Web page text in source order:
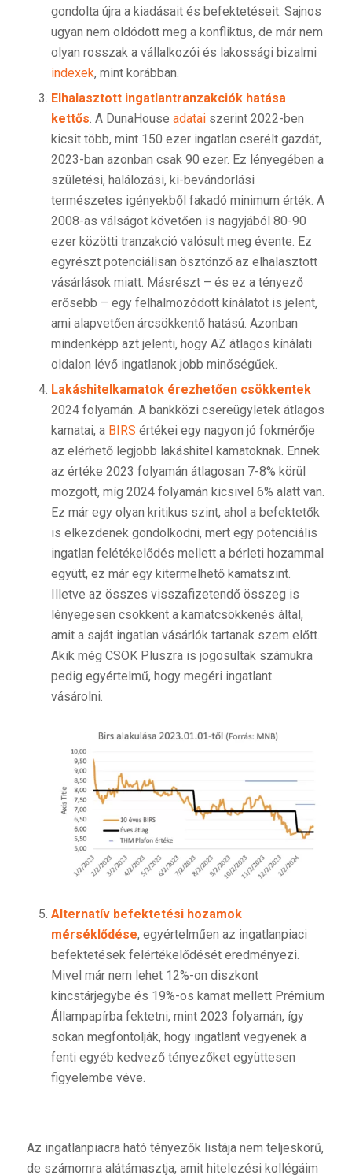
gondolta újra a kiadásait és befektetéseit. Sajnos
ugyan nem oldódott meg a konfliktus, de már nem
olyan rosszak a vállalkozói és lakossági bizalmi
indexek, mint korábban.
Elhalasztott ingatlantranzakciók hatása
kettős. A DunaHouse adataiszerint 2022-ben
kicsit több, mint 150 ezer ingatlan cserélt gazdát,
2023-ban azonban csak 90 ezer. Ez lényegében a
születési, halálozási, ki-bevándorlási
természetes igényekből fakadó minimum érték. A
2008-as válságot követően is nagyjából 80-90
ezer közötti tranzakció valósult meg évente. Ez
egyrészt potenciálisan ösztönző az elhalasztott
vásárlások miatt. Másrészt – és ez a tényező
erősebb – egy felhalmozódott kínálatot is jelent,
ami alapvetően árcsökkentő hatású. Azonban
mindenképp azt jelenti, hogy AZ átlagos kínálati
oldalon lévő ingatlanok jobb minőségűek.
Lakáshitelkamatok érezhetően csökkentek
2024 folyamán. A bankközi csereügyletek átlagos
kamatai, a BIRS értékei egy nagyon jó fokmérője
az elérhető legjobb lakáshitel kamatoknak. Ennek
az értéke 2023 folyamán átlagosan 7-8% körül
mozgott, míg 2024 folyamán kicsivel 6% alatt van.
Ez már egy olyan kritikus szint, ahol a befektetők
is elkezdenek gondolkodni, mert egy potenciális
ingatlan felétékelődés mellett a bérleti hozammal
együtt, ez már egy kitermelhető kamatszint.
Illetve az összes visszafizetendő összeg is
lényegesen csökkent a kamatcsökkenés által,
amit a saját ingatlan vásárlók tartanak szem előtt.
Akik még CSOK Pluszra is jogosultak számukra
pedig egyértelmű, hogy megéri ingatlant
vásárolni.
Alternatív befektetési hozamok
mérséklődése, egyértelműen az ingatlanpiaci
befektetések felértékelődését eredményezi.
Mivel már nem lehet 12%-on diszkont
kincstárjegybe és 19%-os kamat mellett Prémium
Állampapírba fektetni, mint 2023 folyamán, így
sokan megfontolják, hogy ingatlant vegyenek a
fenti egyéb kedvező tényezőket együttesen
figyelembe véve.
Az ingatlanpiacra ható tényezők listája nem teljeskörű,
de számomra alátámasztja, amit hitelezési kollégáim